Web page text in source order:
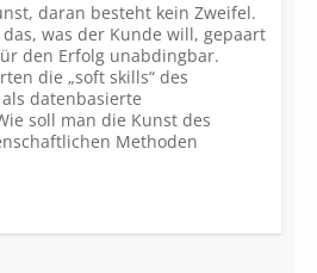
daran besteht kein Zweifel.
was der Kunde will, gepaart
den Erfolg unabdingbar.
die „soft skills“ des
datenbasierte
soll man die Kunst des
Methoden